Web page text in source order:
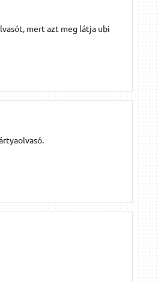
mert azt meg látja ubi